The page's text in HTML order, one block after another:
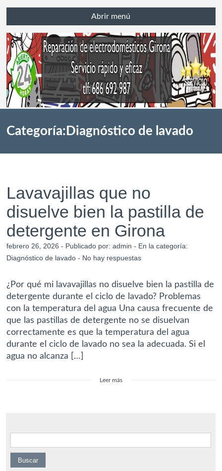
Abrir menú
Categoría:Diagnóstico de lavado
Lavavajillas que no
disuelve bien la pastilla de
detergente en Girona
febrero 26, 2026 - Publicado por:admin - En la categoría:
Diagnóstico de lavado - No hay respuestas
¿Por qué mi lavavajillas no disuelve bien la pastilla de
detergente durante el ciclo de lavado? Problemas
con la temperatura del agua Una causa frecuente de
que las pastillas de detergente no se disuelvan
correctamente es que la temperatura del agua
durante el ciclo de lavado no sea la adecuada. Si el
agua no alcanza […]
Leer más